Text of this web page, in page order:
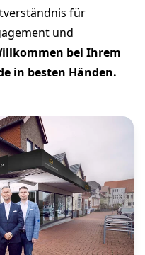
für
und
bei Ihrem
in besten Händen.